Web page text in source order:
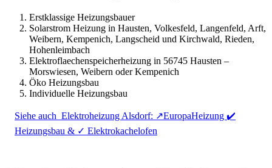
Erstklassige Heizungsbauer
Solarstrom Heizung in Hausten, Volkesfeld, Langenfeld, Arft,
Weibern, Kempenich, Langscheid und Kirchwald, Rieden,
Hohenleimbach
Elektroflaechenspeicherheizung in 56745 Hausten –
Morswiesen, Weibern oder Kempenich
Öko Heizungsbau
Individuelle Heizungsbau
Siehe auch Elektroheizung Alsdorf: ↗️EuropaHeizung ✔️
Heizungsbau & ✓ Elektrokachelofen